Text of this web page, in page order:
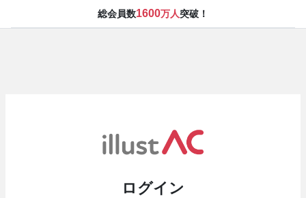
総会員数1600万人突破！
ログイン